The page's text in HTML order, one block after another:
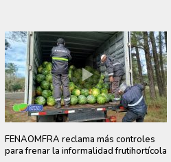
FENAOMFRA reclama más controles
para frenar la informalidad frutihortícola